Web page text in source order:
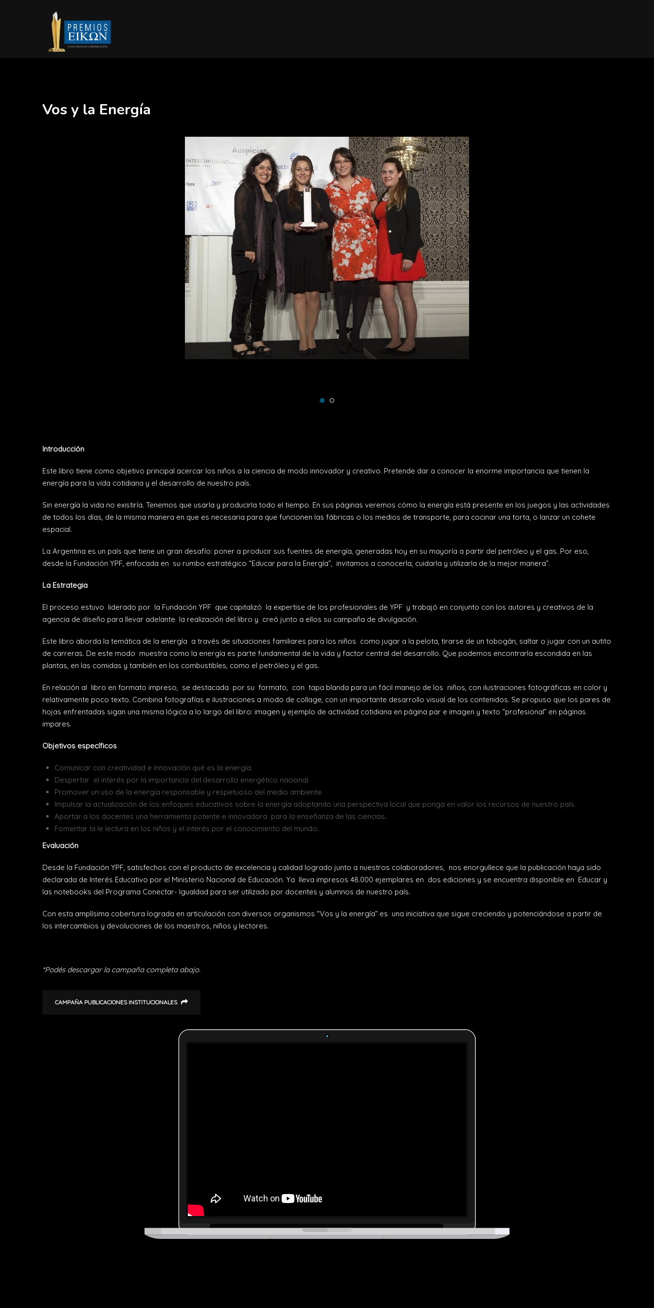
Vos y la Energía
Introducción
Este libro tiene como objetivo principal acercar los niños a la ciencia de modo innovador y creativo. Pretende dar a conocer la enorme importancia que tienen la
energía para la vida cotidiana y el desarrollo de nuestro país.
Sin energía la vida no existiría. Tenemos que usarla y producirla todo el tiempo. En sus páginas veremos cómo la energía está presente en los juegos y las actividades
de todos los días, de la misma manera en que es necesaria para que funcionen las fábricas o los medios de transporte, para cocinar una torta, o lanzar un cohete
espacial.
La Argentina es un país que tiene un gran desafío: poner a producir sus fuentes de energía, generadas hoy en su mayoría a partir del petróleo y el gas. Por eso,
desde la Fundación YPF, enfocada en su rumbo estratégico “Educar para la Energía”, invitamos a conocerla, cuidarla y utilizarla de la mejor manera”.
La Estrategia
El proceso estuvo liderado por la Fundación YPF que capitalizó la expertise de los profesionales de YPF y trabajó en conjunto con los autores y creativos de la
agencia de diseño para llevar adelante la realización del libro y creó junto a ellos su campaña de divulgación.
Este libro aborda la temática de la energía a través de situaciones familiares para los niños como jugar a la pelota, tirarse de un tobogán, saltar o jugar con un autito
de carreras. De este modo muestra como la energía es parte fundamental de la vida y factor central del desarrollo. Que podemos encontrarla escondida en las
plantas, en las comidas y también en los combustibles, como el petróleo y el gas.
En relación al libro en formato impreso, se destacada por su formato, con tapa blanda para un fácil manejo de los niños, con ilustraciones fotográficas en color y
relativamente poco texto. Combina fotografías e ilustraciones a modo de collage, con un importante desarrollo visual de los contenidos. Se propuso que los pares de
hojas enfrentadas sigan una misma lógica a lo largo del libro: imagen y ejemplo de actividad cotidiana en página par e imagen y texto “profesional” en páginas
impares.
Objetivos específicos
Comunicar con creatividad e innovación qué es la energía.
Despertar el interés por la importancia del desarrollo energético nacional.
Promover un uso de la energía responsable y respetuoso del medio ambiente.
Impulsar la actualización de los enfoques educativos sobre la energía adoptando una perspectiva local que ponga en valor los recursos de nuestro país.
Aportar a los docentes una herramienta potente e innovadora para la enseñanza de las ciencias.
Fomentar la le lectura en los niños y el interés por el conocimiento del mundo.
Evaluación
Desde la Fundación YPF, satisfechos con el producto de excelencia y calidad logrado junto a nuestros colaboradores, nos enorgullece que la publicación haya sido
declarada de Interés Educativo por el Ministerio Nacional de Educación. Ya lleva impresos 48.000 ejemplares en dos ediciones y se encuentra disponible en Educar y
las notebooks del Programa Conectar- Igualdad para ser utilizado por docentes y alumnos de nuestro país.
Con esta amplísima cobertura lograda en articulación con diversos organismos “Vos y la energía” es una iniciativa que sigue creciendo y potenciándose a partir de
los intercambios y devoluciones de los maestros, niños y lectores.
*Podés descargar la campaña completa abajo.
CAMPAÑA PUBLICACIONES INSTITUCIONALES